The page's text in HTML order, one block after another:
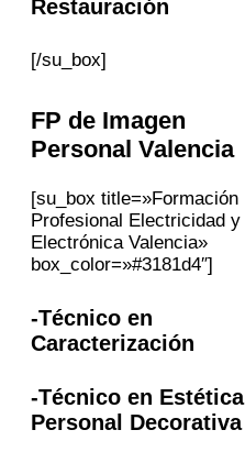
Restauración
[/su_box]
FP de Imagen
Personal Valencia
[su_box title=»Formación
Profesional Electricidad y
Electrónica Valencia»
box_color=»#3181d4″]
-Técnico en
Caracterización
-Técnico en Estética
Personal Decorativa